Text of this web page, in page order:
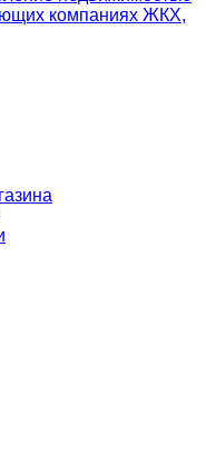
компаниях ЖКХ,